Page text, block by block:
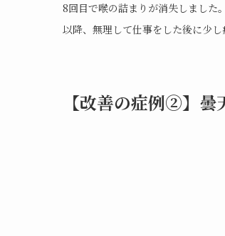
8回目で喉の詰まりが消失しました。
以降、無理して仕事をした後に少
【改善の症例②】